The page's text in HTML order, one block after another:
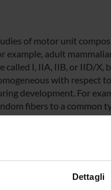
Dettagli
of motor unit
example, adult
called I, IIA, IIB, or IID/X,
with respect
development. For
fibers to a common
about how motor units
date, motor units have
axon is isolated and
are components of
poorly on immature